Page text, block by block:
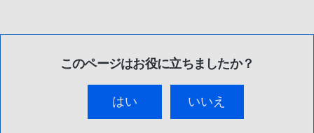
このページはお役に立ちましたか？
はい いいえ